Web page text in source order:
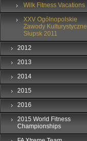
Wilk Fitness Vacations
XXV Ogólnopolskie
Zawody Kulturystyczne
Słupsk 2011
2012
2013
2014
2015
2016
2015 World Fitness
Championships